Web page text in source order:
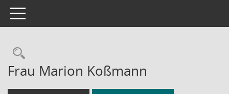
Toggle navigation
Rechercheauswahl
Frau Marion Koßmann